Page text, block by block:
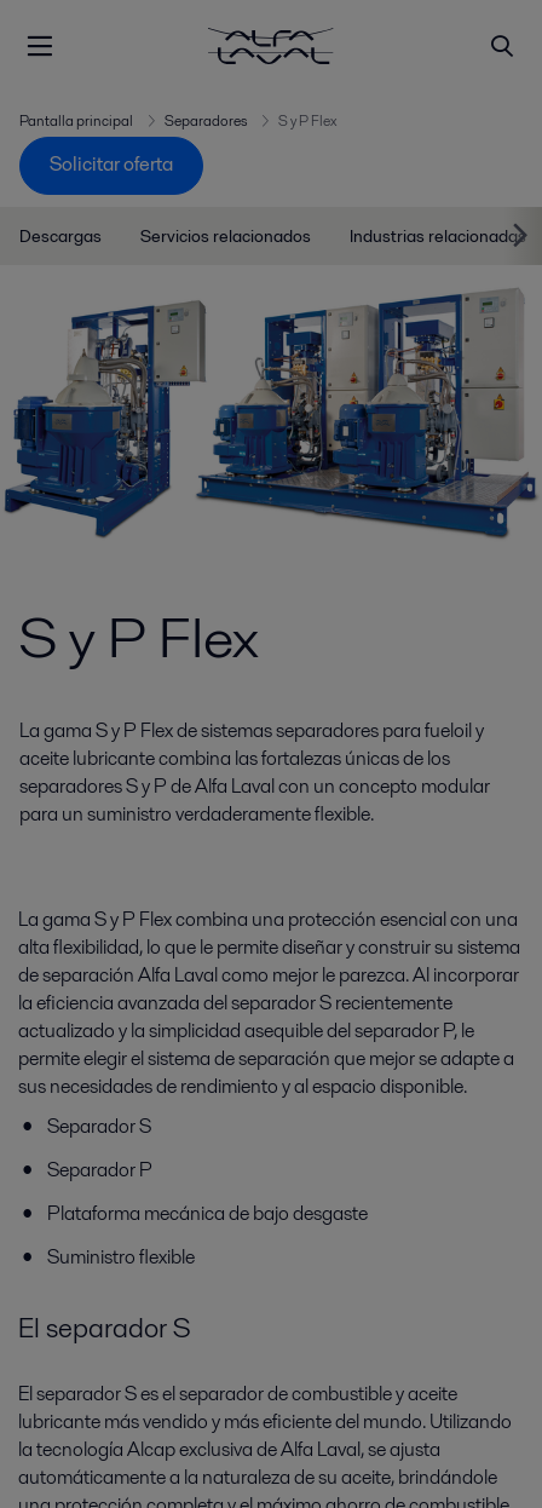
Pantalla principal Separadores S y P Flex
Solicitar oferta
Descargas Servicios relacionados Industrias relacionadas
S y P Flex
La gama S y P Flex de sistemas separadores para fueloil y
aceite lubricante combina las fortalezas únicas de los
separadores S y P de Alfa Laval con un concepto modular
para un suministro verdaderamente flexible.
La gama S y P Flex combina una protección esencial con una
alta flexibilidad, lo que le permite diseñar y construir su sistema
de separación Alfa Laval como mejor le parezca. Al incorporar
la eficiencia avanzada del separador S recientemente
actualizado y la simplicidad asequible del separador P, le
permite elegir el sistema de separación que mejor se adapte a
sus necesidades de rendimiento y al espacio disponible.
Separador S
Separador P
Plataforma mecánica de bajo desgaste
Suministro flexible
El separador S
El separador S es el separador de combustible y aceite
lubricante más vendido y más eficiente del mundo. Utilizando
la tecnología Alcap exclusiva de Alfa Laval, se ajusta
automáticamente a la naturaleza de su aceite, brindándole